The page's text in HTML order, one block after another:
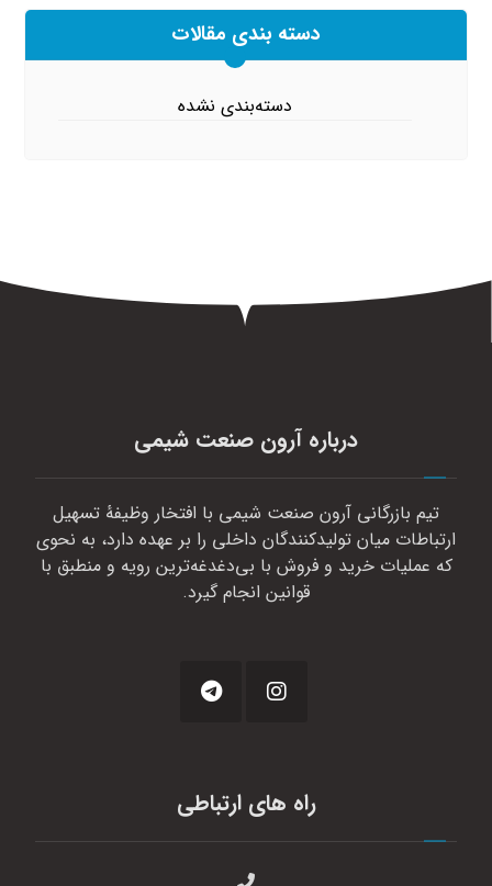
دسته بندی مقالات
دسته‌بندی نشده
درباره آرون صنعت شیمی
تیم بازرگانی آرون صنعت شیمی با افتخار وظیفهٔ تسهیل
ارتباطات میان تولیدکنندگان داخلی را بر عهده دارد، به نحوی
که عملیات خرید و فروش با بی‌دغدغه‌ترین رویه و منطبق با
قوانین انجام گیرد.
راه های ارتباطی